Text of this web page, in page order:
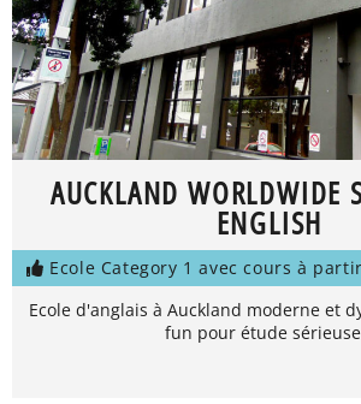
AUCKLAND WORLDWIDE
ENGLISH
Ecole Category 1 avec cours à
Ecole d'anglais à Auckland moderne et
fun pour étude